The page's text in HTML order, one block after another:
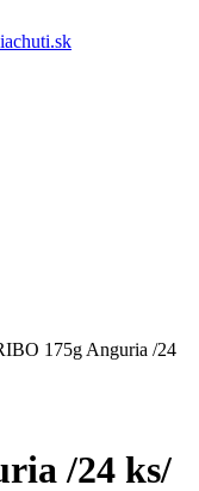
175g Anguria /24
/24 ks/